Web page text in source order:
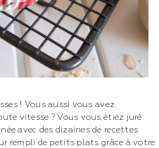
! Vous aussi vous avez
vitesse ? Vous vous étiez juré
avec des dizaines de recettes
rempli de petits plats grâce à votre